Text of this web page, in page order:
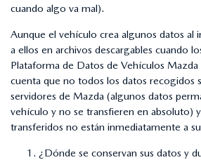
cuando algo va mal).
Aunque el vehículo crea algunos datos al
a ellos en archivos descargables cuando
Plataforma de Datos de Vehículos
cuenta que no todos los datos recogidos
servidores de Mazda (algunos datos
vehículo y no se transfieren en absoluto)
transferidos no están inmediatamente a
¿Dónde se conservan sus datos y